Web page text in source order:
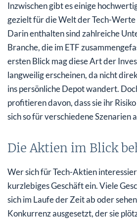
Inzwischen gibt es einige
gezielt für die Welt der Tech-Werte
Darin enthalten sind zahlreiche
Branche, die im ETF
ersten Blick mag diese Art der
langweilig erscheinen, da nicht
ins persönliche Depot wandert.
profitieren davon, dass sie ihr
sich so für verschiedene Szenarien
Die Aktien im Blick
Wer sich für Tech-Aktien
kurzlebiges Geschäft ein. Viele
sich im Laufe der Zeit ab oder
Konkurrenz ausgesetzt, der sie